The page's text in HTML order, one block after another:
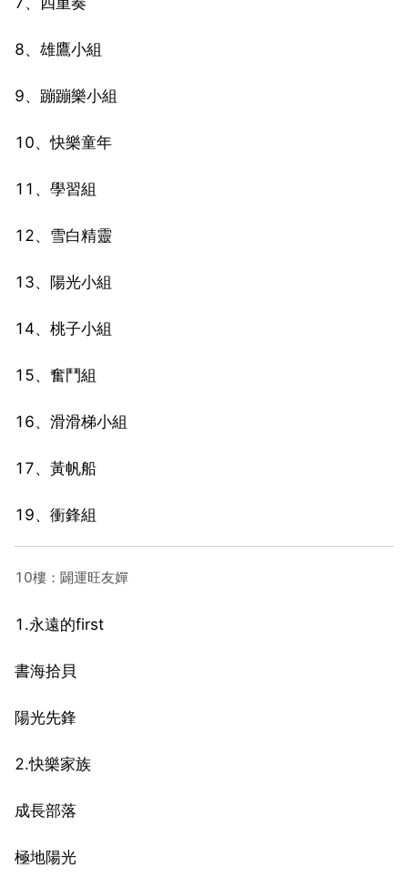
8、雄鷹小組
9、蹦蹦樂小組
10、快樂童年
11、學習組
12、雪白精靈
13、陽光小組
14、桃子小組
15、奮鬥組
16、滑滑梯小組
17、黃帆船
19、衝鋒組
10樓：闢運旺友嬋
1.永遠的first
書海拾貝
陽光先鋒
2.快樂家族
成長部落
極地陽光